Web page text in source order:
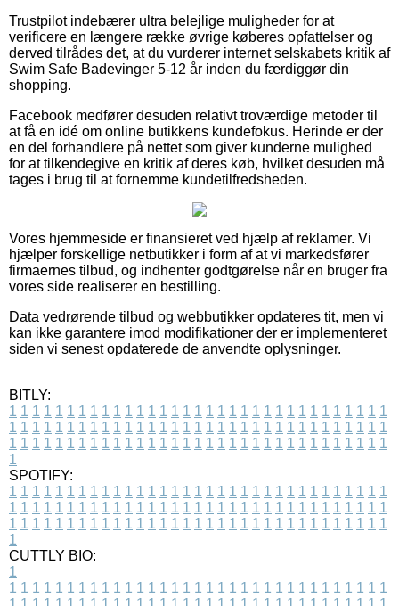
Trustpilot indebærer ultra belejlige muligheder for at
verificere en længere række øvrige køberes opfattelser og
derved tilrådes det, at du vurderer internet selskabets kritik af
Swim Safe Badevinger 5-12 år inden du færdiggør din
shopping.
Facebook medfører desuden relativt troværdige metoder til
at få en idé om online butikkens kundefokus. Herinde er der
en del forhandlere på nettet som giver kunderne mulighed
for at tilkendegive en kritik af deres køb, hvilket desuden må
tages i brug til at fornemme kundetilfredsheden.
Vores hjemmeside er finansieret ved hjælp af reklamer. Vi
hjælper forskellige netbutikker i form af at vi markedsfører
firmaernes tilbud, og indhenter godtgørelse når en bruger fra
vores side realiserer en bestilling.
Data vedrørende tilbud og webbutikker opdateres tit, men vi
kan ikke garantere imod modifikationer der er implementeret
siden vi senest opdaterede de anvendte oplysninger.
BITLY:
1 1 1 1 1 1 1 1 1 1 1 1 1 1 1 1 1 1 1 1 1 1 1 1 1 1 1 1 1 1 1 1 1
1 1 1 1 1 1 1 1 1 1 1 1 1 1 1 1 1 1 1 1 1 1 1 1 1 1 1 1 1 1 1 1 1
1 1 1 1 1 1 1 1 1 1 1 1 1 1 1 1 1 1 1 1 1 1 1 1 1 1 1 1 1 1 1 1 1
1
SPOTIFY:
1 1 1 1 1 1 1 1 1 1 1 1 1 1 1 1 1 1 1 1 1 1 1 1 1 1 1 1 1 1 1 1 1
1 1 1 1 1 1 1 1 1 1 1 1 1 1 1 1 1 1 1 1 1 1 1 1 1 1 1 1 1 1 1 1 1
1 1 1 1 1 1 1 1 1 1 1 1 1 1 1 1 1 1 1 1 1 1 1 1 1 1 1 1 1 1 1 1 1
1
CUTTLY BIO:
1
1 1 1 1 1 1 1 1 1 1 1 1 1 1 1 1 1 1 1 1 1 1 1 1 1 1 1 1 1 1 1 1 1